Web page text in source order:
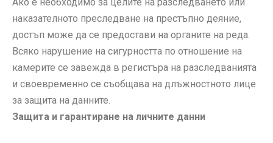
наказателното преследване на престъпно деяние,
достъп може да се предостави на органите на реда.
Всяко нарушение на сигурността по отношение на
камерите се завежда в регистъра на разследванията
и своевременно се съобщава на длъжностното лице
за защита на данните.
Защита и гарантиране на личните данни